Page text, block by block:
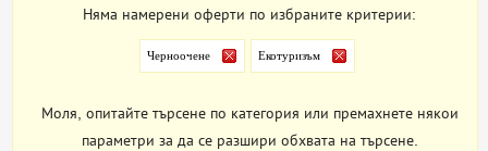
Няма намерени оферти по избраните критерии:
Черноочене Екотуризъм
Моля, опитайте търсене по категория или премахнете някои
параметри за да се разшири обхвата на търсене.